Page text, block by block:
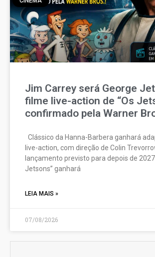
Jim Carrey será George
filme live-action de “Os
confirmado pela Warner
Clássico da Hanna-Barbera ganhará
live-action, com direção de Colin
lançamento previsto para depois de 2027
Jetsons” ganhará
LEIA MAIS »
07/08/2026